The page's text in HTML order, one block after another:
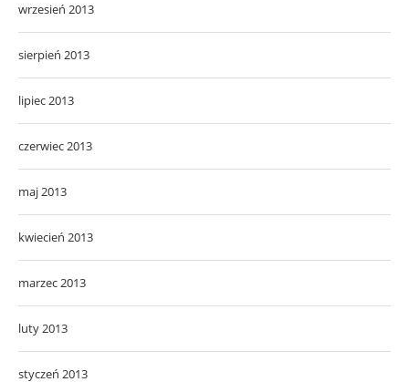
wrzesień 2013
sierpień 2013
lipiec 2013
czerwiec 2013
maj 2013
kwiecień 2013
marzec 2013
luty 2013
styczeń 2013